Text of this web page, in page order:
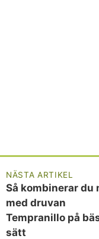
NÄSTA ARTIKEL
Så kombinerar du
med druvan
Tempranillo på
sätt